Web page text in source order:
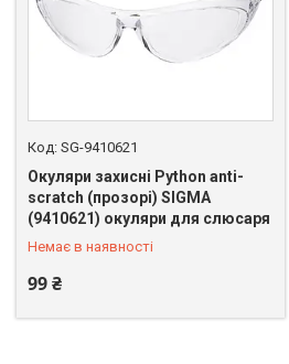
SG-9410621
Окуляри захисні Python anti-
scratch (прозорі) SIGMA
(9410621) окуляри для слюсаря
Немає в наявності
99 ₴
+380 (98) 863-73-20